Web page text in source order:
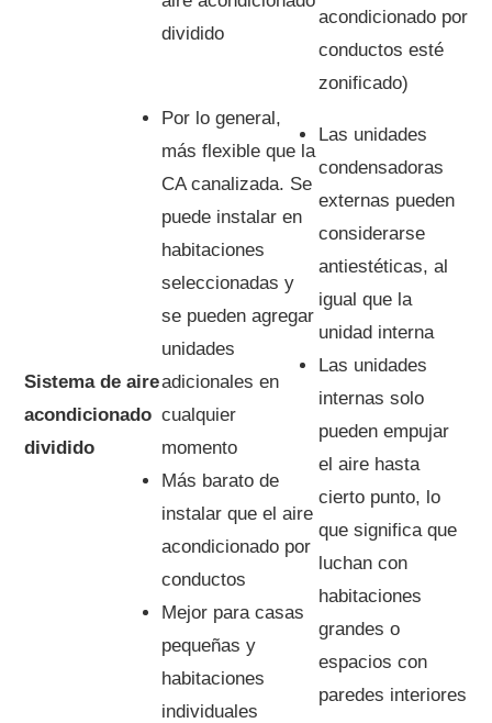
dividido
acondicionado por
conductos esté
zonificado)
Sistema de aire
acondicionado
dividido
Por lo general,
más flexible que la
CA canalizada. Se
puede instalar en
habitaciones
seleccionadas y
se pueden agregar
unidades
adicionales en
cualquier
momento
Más barato de
instalar que el aire
acondicionado por
conductos
Mejor para casas
pequeñas y
habitaciones
individuales
Las unidades
condensadoras
externas pueden
considerarse
antiestéticas, al
igual que la
unidad interna
Las unidades
internas solo
pueden empujar
el aire hasta
cierto punto, lo
que significa que
luchan con
habitaciones
grandes o
espacios con
paredes interiores